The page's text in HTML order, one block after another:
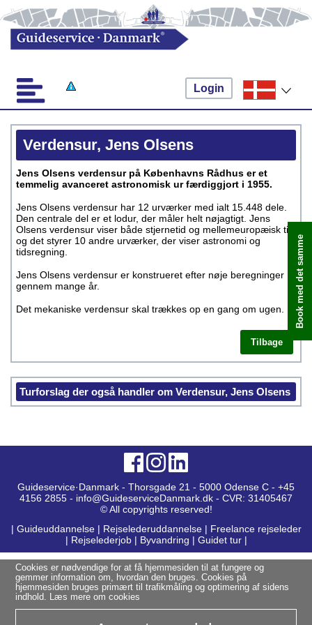
Login
Verdensur, Jens Olsens
Jens Olsens verdensur på Københavns Rådhus er et
temmelig avanceret astronomisk ur færdiggjort i 1955.
Jens Olsens verdensur har 12 urværker med ialt 15.448 dele.
Den centrale del er et lodur, der måler helt nøjagtigt. Jens
Olsens verdensur viser både stjernetid og mellemeuropæisk tid
og det styrer 10 andre urværker, der viser astronomi og
tidsregning.
Jens Olsens verdensur er konstrueret efter nøje beregninger
gennem mange år.
Det mekaniske verdensur skal trækkes op en gang om ugen.
Tilbage
Turforslag der også handler om Verdensur, Jens Olsens
Book med det samme
Guideservice·Danmark - Thorsgade 21 - 5000 Odense C - +45
4156 2855 - info@GuideserviceDanmark.dk - CVR: 31405467
© All copyrights reserved!
| Guideuddannelse | Rejselederuddannelse | Freelance rejseleder
| Rejselederjob| Byvandring | Guidet tur|
Cookies er nødvendige for at få hjemmesiden til at fungere og
gemmer information om, hvordan den bruges. Cookies på
hjemmesiden bruges primært til trafikmåling og optimering af sidens
indhold. Læs mere om cookies